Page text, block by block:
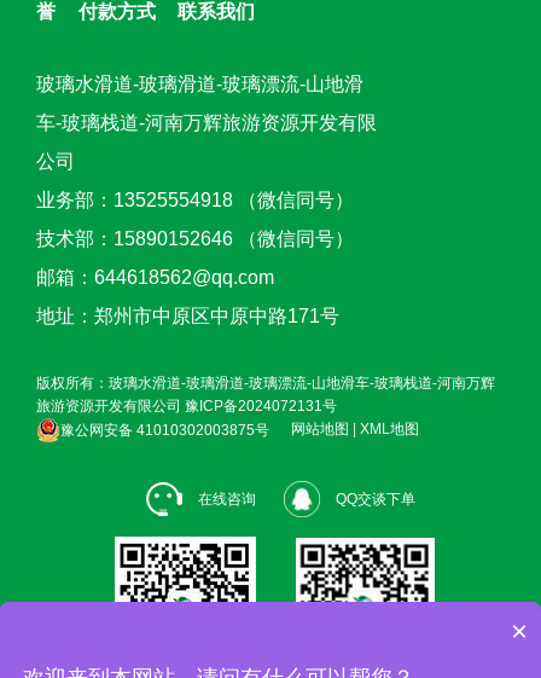
誉 付款方式 联系我们
玻璃水滑道-玻璃滑道-玻璃漂流-山地滑
车-玻璃栈道-河南万辉旅游资源开发有限
公司
业务部：13525554918 （微信同号）
技术部：15890152646 （微信同号）
邮箱：644618562@qq.com
地址：郑州市中原区中原中路171号
版权所有：玻璃水滑道-玻璃滑道-玻璃漂流-山地滑车-玻璃栈道-河南万辉
旅游资源开发有限公司 豫ICP备2024072131号
豫公网安备 41010302003875号
网站地图 XML地图
在线咨询 QQ交谈下单
×